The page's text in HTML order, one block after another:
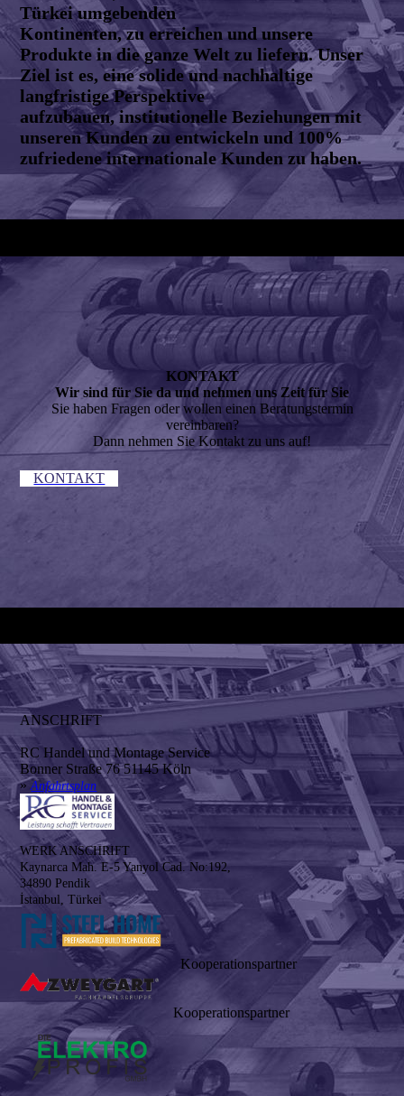
Türkei umgebenden
Kontinenten, zu erreichen und unsere
Produkte in die ganze Welt zu liefern. Unser
Ziel ist es, eine solide und nachhaltige
langfristige Perspektive
aufzubauen, institutionelle Beziehungen mit
unseren Kunden zu entwickeln und 100%
zufriedene internationale Kunden zu haben.
KONTAKT
Wir sind für Sie da und nehmen uns Zeit für Sie
Sie haben Fragen oder wollen einen Beratungstermin
vereinbaren?
Dann nehmen Sie Kontakt zu uns auf!
KONTAKT
ANSCHRIFT
RC Handel und Montage Service
Bonner Straße 76 51145 Köln
»Anfahrtsplan
WERK ANSCHRIFT
Kaynarca Mah. E-5 Yanyol Cad. No:192,
34890 Pendik
İstanbul, Türkei
Kooperationspartner
Kooperationspartner